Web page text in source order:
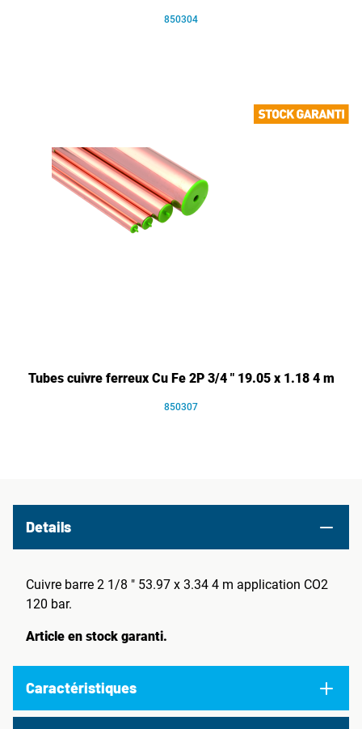
850304
Tubes cuivre ferreux Cu Fe 2P 3/4 " 19.05 x 1.18 4 m
850307
Details
Cuivre barre 2 1/8 " 53.97 x 3.34 4 m application CO2
120 bar.
Article en stock garanti.
Caractéristiques